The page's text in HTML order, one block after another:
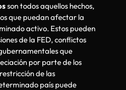
son todos aquellos hechos,
que puedan afectar la
activo. Estos pueden
de la FED, conflictos
que
por parte de los
de las
país puede